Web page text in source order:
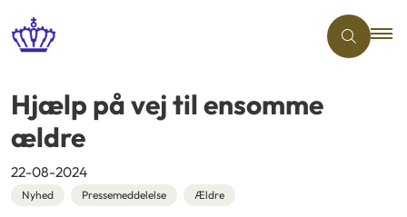
Hjælp på vej til ensomme
ældre
22-08-2024
Nyhed Pressemeddelelse Ældre